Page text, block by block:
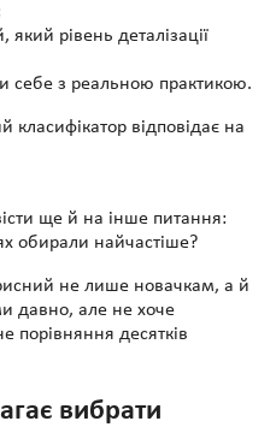
рівень деталізації
себе з реальною практикою.
відповідає на
ще й на інше питання:
обирали найчастіше?
не лише новачкам, а й
давно, але не хоче
порівняння десятків
вибрати